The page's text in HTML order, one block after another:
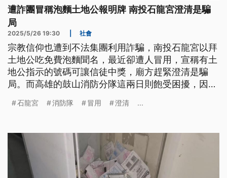
遭詐團冒稱泡麵土地公報明牌 南投石龍宮澄清是騙
局
2025/5/26 19:30 社會
宗教信仰也遭到不法集團利用詐騙，南投石龍宮以拜
土地公吃免費泡麵聞名，最近卻遭人冒用，宣稱有土
地公指示的號碼可讓信徒中獎，廟方趕緊澄清是騙
局。而高雄的鼓山消防分隊這兩日則飽受困擾，因為
口面交，卻被不少人誤以為是分隊發放，消防隊也趕
石龍宮 消防隊 冒用 澄清 ...